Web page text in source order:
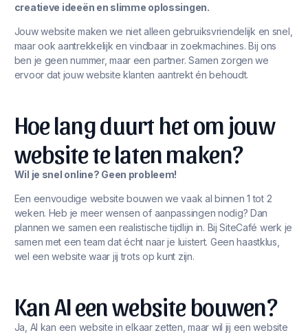
creatieve ideeën en slimme oplossingen.
Jouw website maken we niet alleen gebruiksvriendelijk en snel,
maar ook aantrekkelijk en vindbaar in zoekmachines. Bij ons
ben je geen nummer, maar een partner. Samen zorgen we
ervoor dat jouw website klanten aantrekt én behoudt.
Hoe lang duurt het om jouw
website te laten maken?
Wil je snel online? Geen probleem!
Een eenvoudige website bouwen we vaak al binnen 1 tot 2
weken. Heb je meer wensen of aanpassingen nodig? Dan
plannen we samen een realistische tijdlijn in. Bij SiteCafé werk je
samen met een team dat écht naar je luistert. Geen haastklus,
wel een website waar jij trots op kunt zijn.
Kan AI een website bouwen?
Ja, AI kan een website in elkaar zetten, maar wil jij een website